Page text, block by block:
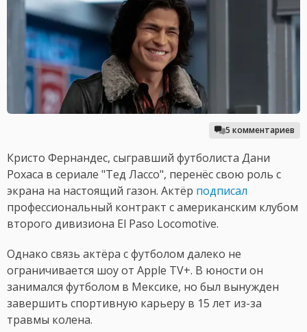
5 комментариев
Кристо Фернандес, сыгравший футболиста Дани
Рохаса в сериале "Тед Лассо", перенёс свою роль с
экрана на настоящий газон. Актёр подписал
профессиональный контракт с американским клубом
второго дивизиона El Paso Locomotive.
Однако связь актёра с футболом далеко не
ограничивается шоу от Apple TV+. В юности он
занимался футболом в Мексике, но был вынужден
завершить спортивную карьеру в 15 лет из-за
травмы колена.